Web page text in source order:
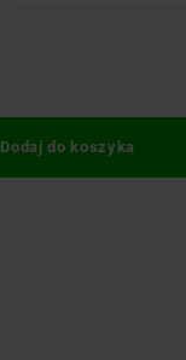
Dodaj do koszyka